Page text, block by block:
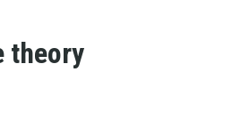
theory